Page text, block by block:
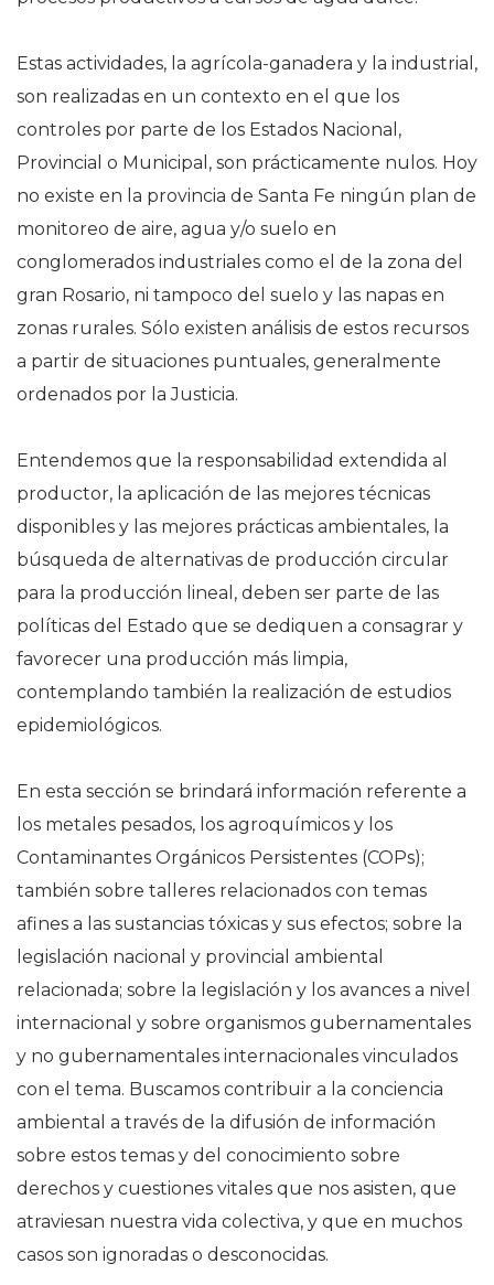
Estas actividades, la agrícola-ganadera y la industrial,
son realizadas en un contexto en el que los
controles por parte de los Estados Nacional,
Provincial o Municipal, son prácticamente nulos. Hoy
no existe en la provincia de Santa Fe ningún plan de
monitoreo de aire, agua y/o suelo en
conglomerados industriales como el de la zona del
gran Rosario, ni tampoco del suelo y las napas en
zonas rurales. Sólo existen análisis de estos recursos
a partir de situaciones puntuales, generalmente
ordenados por la Justicia.
Entendemos que la responsabilidad extendida al
productor, la aplicación de las mejores técnicas
disponibles y las mejores prácticas ambientales, la
búsqueda de alternativas de producción circular
para la producción lineal, deben ser parte de las
políticas del Estado que se dediquen a consagrar y
favorecer una producción más limpia,
contemplando también la realización de estudios
epidemiológicos.
En esta sección se brindará información referente a
los metales pesados, los agroquímicos y los
Contaminantes Orgánicos Persistentes (COPs);
también sobre talleres relacionados con temas
afines a las sustancias tóxicas y sus efectos; sobre la
legislación nacional y provincial ambiental
relacionada; sobre la legislación y los avances a nivel
internacional y sobre organismos gubernamentales
y no gubernamentales internacionales vinculados
con el tema. Buscamos contribuir a la conciencia
ambiental a través de la difusión de información
sobre estos temas y del conocimiento sobre
derechos y cuestiones vitales que nos asisten, que
atraviesan nuestra vida colectiva, y que en muchos
casos son ignoradas o desconocidas.